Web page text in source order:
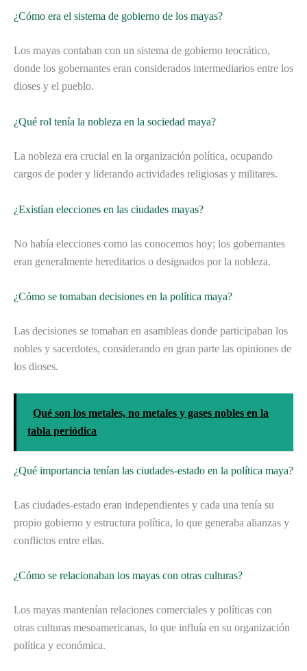
¿Cómo era el sistema de gobierno de los mayas?
Los mayas contaban con un sistema de gobierno teocrático,
donde los gobernantes eran considerados intermediarios entre los
dioses y el pueblo.
¿Qué rol tenía la nobleza en la sociedad maya?
La nobleza era crucial en la organización política, ocupando
cargos de poder y liderando actividades religiosas y militares.
¿Existían elecciones en las ciudades mayas?
No había elecciones como las conocemos hoy; los gobernantes
eran generalmente hereditarios o designados por la nobleza.
¿Cómo se tomaban decisiones en la política maya?
Las decisiones se tomaban en asambleas donde participaban los
nobles y sacerdotes, considerando en gran parte las opiniones de
los dioses.
Qué son los metales, no metales y gases nobles en la
tabla periódica
¿Qué importancia tenían las ciudades-estado en la política maya?
Las ciudades-estado eran independientes y cada una tenía su
propio gobierno y estructura política, lo que generaba alianzas y
conflictos entre ellas.
¿Cómo se relacionaban los mayas con otras culturas?
Los mayas mantenían relaciones comerciales y políticas con
otras culturas mesoamericanas, lo que influía en su organización
política y económica.